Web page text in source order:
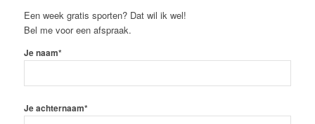
Een week gratis sporten? Dat wil ik wel!
Bel me voor een afspraak.
Je naam*
Je achternaam*